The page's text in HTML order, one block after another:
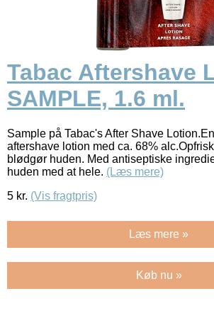
Tabac Aftershave
SAMPLE, 1.6 ml.
Sample på Tabac's After Shave
aftershave lotion med ca. 68%
blødgør huden. Med antiseptiske
huden med at hele. (Læs mere)
5 kr. (Vis fragtpris)
Læs mere »
Køb nu »